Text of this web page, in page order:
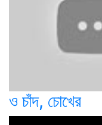
ও চাঁদ, চোখের